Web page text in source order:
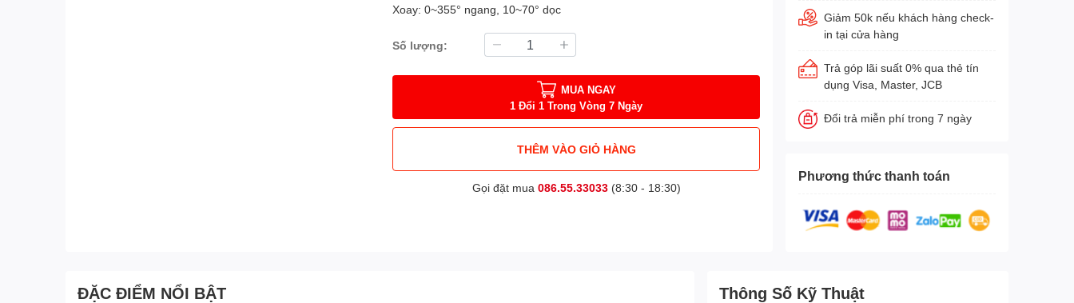
Xoay: 0~355° ngang, 10~70° dọc
Số lượng:
MUA NGAY
1 Đổi 1 Trong Vòng 7 Ngày
THÊM VÀO GIỎ HÀNG
Gọi đặt mua 086.55.33033(8:30 - 18:30)
Giảm 50k nếu khách hàng check-
in tại cửa hàng
Trả góp lãi suất 0% qua thẻ tín
dụng Visa, Master, JCB
Đổi trả miễn phí trong 7 ngày
Phương thức thanh toán
ĐẶC ĐIỂM NỔI BẬT Thông Số Kỹ Thuật